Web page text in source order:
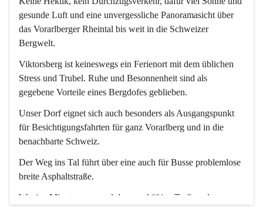
gesunde Luft und eine unvergessliche Panoramasicht über
das Vorarlberger Rheintal bis weit in die Schweizer
Bergwelt.
Viktorsberg ist keineswegs ein Ferienort mit dem üblichen
Stress und Trubel. Ruhe und Besonnenheit sind als
gegebene Vorteile eines Bergdofes geblieben.
Unser Dorf eignet sich auch besonders als Ausgangspunkt
für Besichtigungsfahrten für ganz Vorarlberg und in die
benachbarte Schweiz.
Der Weg ins Tal führt über eine auch für Busse problemlose
breite Asphaltstraße.
Wenige Minuten nur, und das geschäftige Treiben der